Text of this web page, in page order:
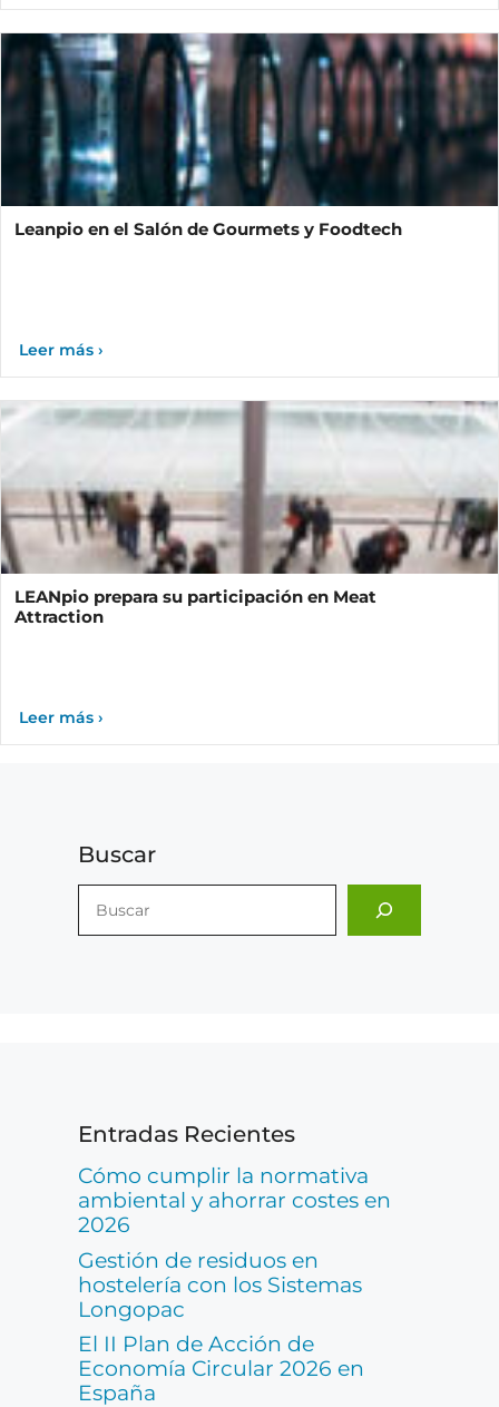
Leanpio en el Salón de Gourmets y Foodtech
LEANpio prepara su participación en Meat
Attraction
Buscar
Entradas Recientes
Cómo cumplir la normativa
ambiental y ahorrar costes en
2026
Gestión de residuos en
hostelería con los Sistemas
Longopac
El II Plan de Acción de
Economía Circular 2026 en
España